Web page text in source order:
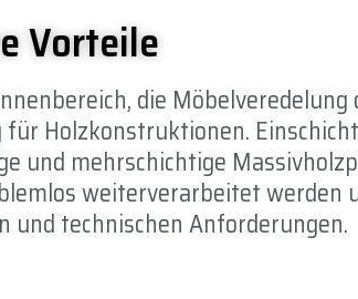
Vorteile
die Möbelveredelung
Holzkonstruktionen.
und mehrschichtige
weiterverarbeitet werden
und technischen Anforderungen.